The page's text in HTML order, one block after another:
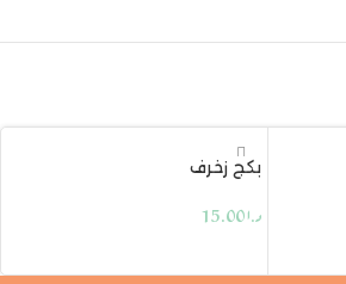
بكج زخرف
د.ا